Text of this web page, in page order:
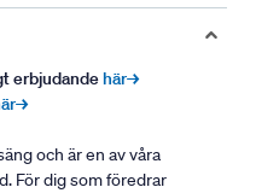
erbjudandehär→
och är en av våra
För dig som föredrar